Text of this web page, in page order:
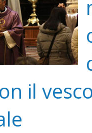
il